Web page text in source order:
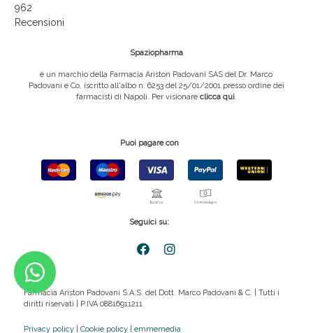
962
Recensioni
Spaziopharma
è un marchio della Farmacia Ariston Padovani SAS del Dr. Marco
Padovani e Co, iscritto all'albo n. 6253 del 25/01/2001 presso ordine dei
farmacisti di Napoli. Per visionare clicca qui.
Puoi pagare con
Seguici su:
Farmacia Ariston Padovani S.A.S. del Dott. Marco Padovani & C. | Tutti i
diritti riservati | P.IVA 08816911211
Privacy policy| Cookie policy| emmemedia